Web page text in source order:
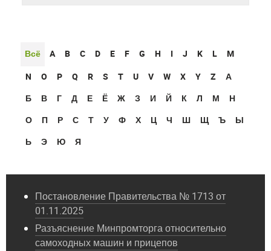
Всё A B C D E F G H I J K L
M
N
O P Q R S T U V W X Y Z
А
Б
В Г Д Е Ё Ж З И Й К Л М
Н
О
П Р С Т У Ф Х Ц Ч Ш Щ Ъ
Ы
Ь
Э Ю Я
Постановление Правительства № 1713 от
01.11.2025
Разъяснение Минпромторга относительно
самоходных машин и прицепов